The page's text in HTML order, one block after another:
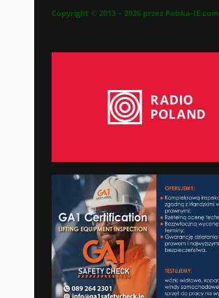
Copyright © 2013 – 2026 przez Polska-IE.com